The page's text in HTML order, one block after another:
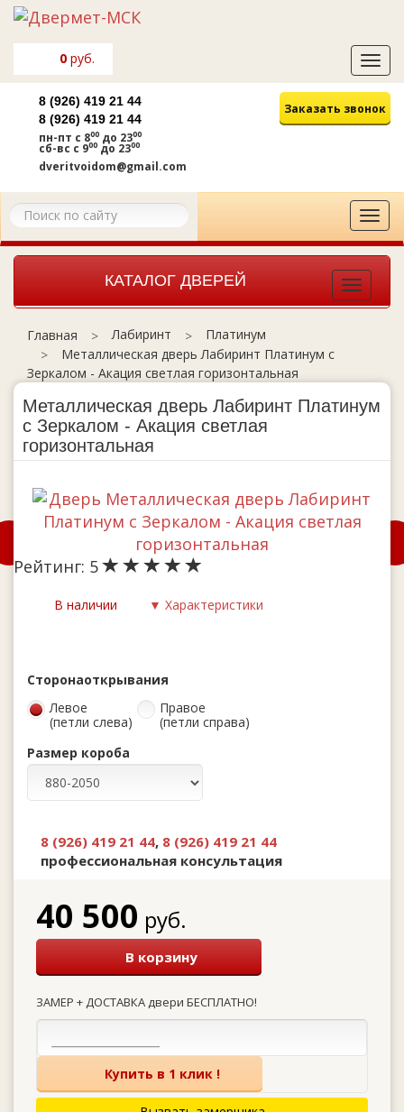
0 руб.
8 (926) 419 21 44
8 (926) 419 21 44
Заказать звонок
пн-пт с 800 до 2300
сб-вс с 900 до 2300
dveritvoidom@gmail.com
КАТАЛОГ ДВЕРЕЙ
Toggle
Главная Лабиринт
Платинум
Металлическая дверь Лабиринт Платинум с
Зеркалом - Акация светлая горизонтальная
Металлическая дверь Лабиринт Платинум
с Зеркалом - Акация светлая
горизонтальная
Рейтинг: 5
В наличии ▼ Характеристики
Сторонаоткрывания
Левое
(петли слева)
Правое
(петли справа)
Размер короба
8 (926) 419 21 44, 8 (926) 419 21 44
профессиональная консультация
40 500 руб.
В корзину
ЗАМЕР + ДОСТАВКА двери БЕСПЛАТНО!
Купить в 1 клик !